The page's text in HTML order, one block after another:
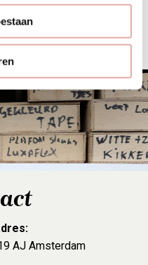
&
AJ Amsterdam